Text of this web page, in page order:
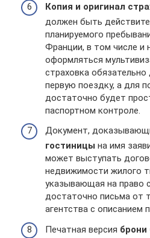
Копия и оригинал
должен быть
планируемого
Франции, в том числе и
оформляться
страховка
первую поездку, а для
достаточно будет
паспортном контроле.
Документ,
гостиницы на имя
может выступать
недвижимости жилого
указывающая на право
достаточно письма от
агентства с описанием
Печатная версия брони